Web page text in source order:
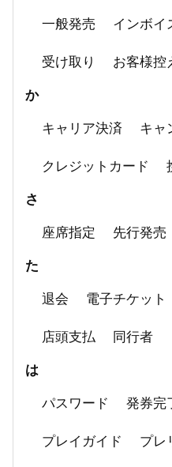
一般発売 インボイ
受け取り
お客様控
か
キャリア決済
キャ
クレジットカード
さ
座席指定 先行発売
た
退会 電子チケット
店頭支払
同行者
は
パスワード 発券完
プレイガイド
プレ